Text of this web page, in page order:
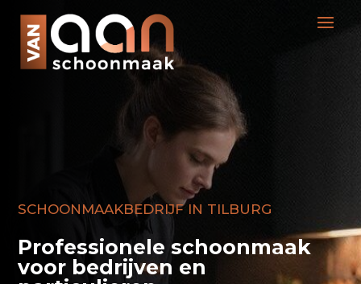
SCHOONMAAKBEDRIJF IN TILBURG
Professionele schoonmaak
voor bedrijven en